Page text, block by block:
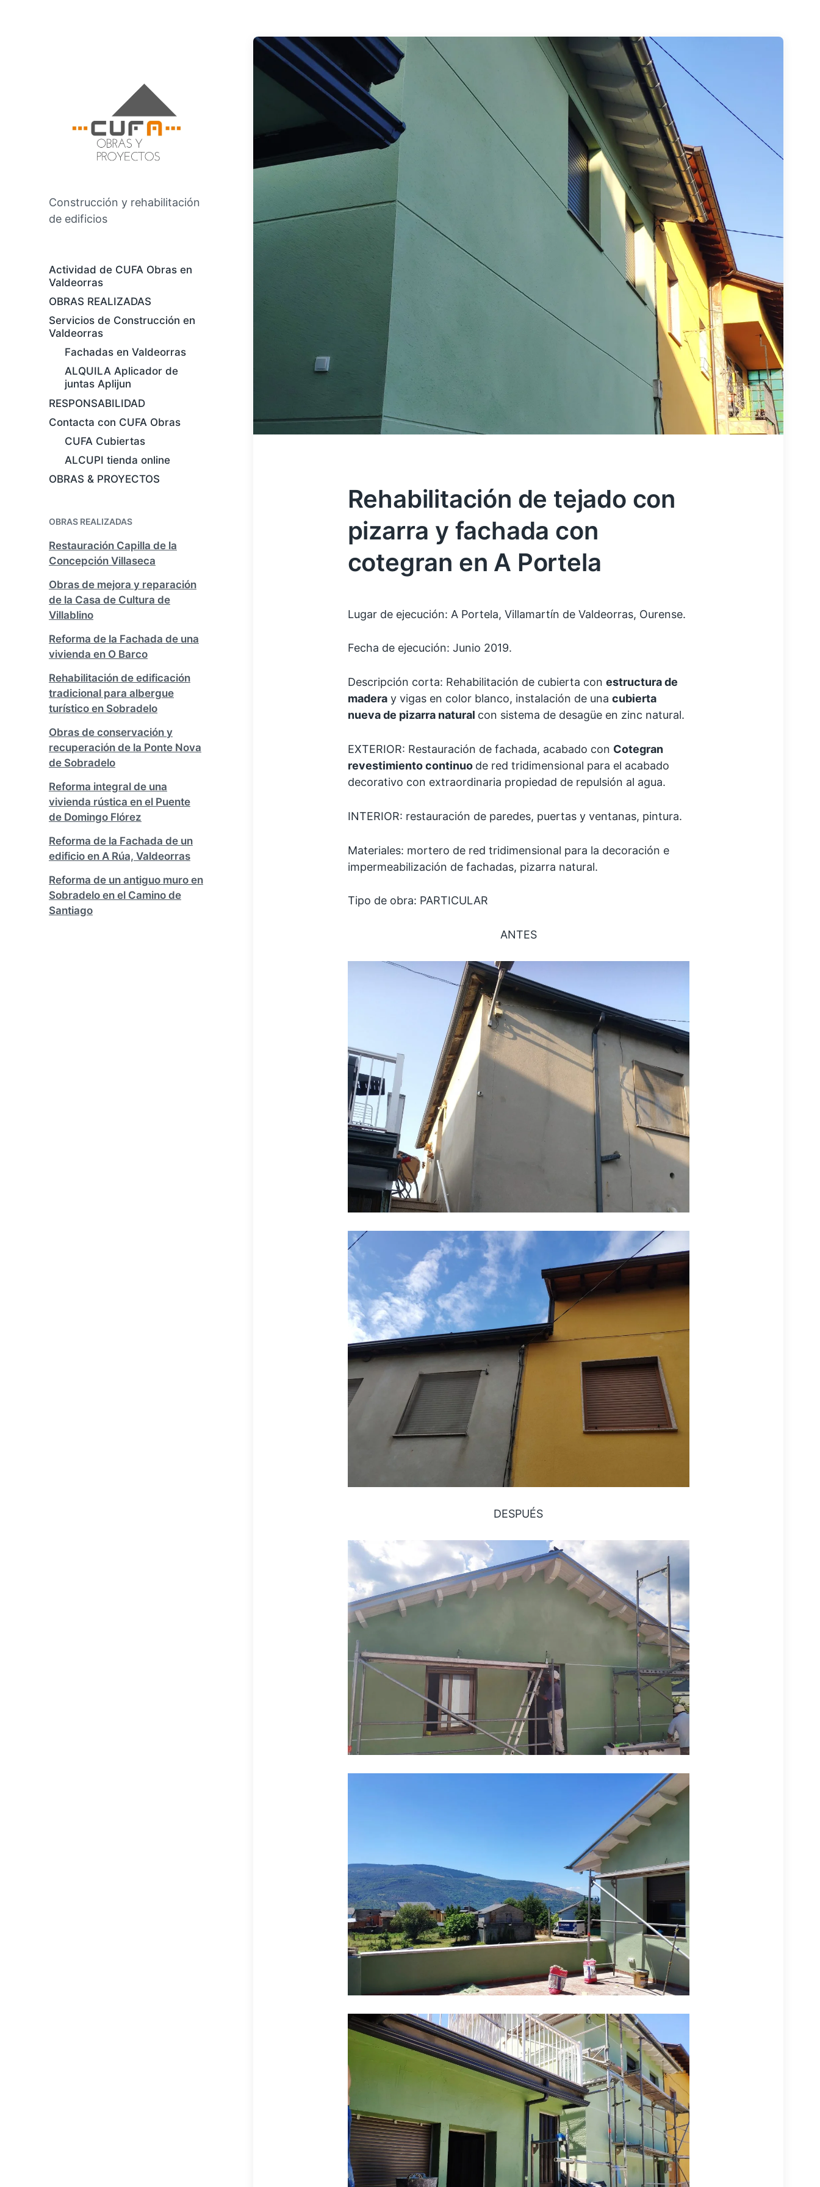
Construcción y rehabilitación
de edificios
Actividad de CUFA Obras en
Valdeorras
OBRAS REALIZADAS
Servicios de Construcción en
Valdeorras
Fachadas en Valdeorras
ALQUILA Aplicador de
juntas Aplijun
RESPONSABILIDAD
Contacta con CUFA Obras
CUFA Cubiertas
ALCUPI tienda online
OBRAS & PROYECTOS
OBRAS REALIZADAS
Restauración Capilla de la
Concepción Villaseca
Obras de mejora y reparación
de la Casa de Cultura de
Villablino
Reforma de la Fachada de una
vivienda en O Barco
Rehabilitación de edificación
tradicional para albergue
turístico en Sobradelo
Obras de conservación y
recuperación de la Ponte Nova
de Sobradelo
Reforma integral de una
vivienda rústica en el Puente
de Domingo Flórez
Reforma de la Fachada de un
edificio en A Rúa, Valdeorras
Reforma de un antiguo muro en
Sobradelo en el Camino de
Santiago
Rehabilitación de tejado con
pizarra y fachada con
cotegran en A Portela
Lugar de ejecución: A Portela, Villamartín de Valdeorras, Ourense.
Fecha de ejecución: Junio 2019.
Descripción corta: Rehabilitación de cubierta con estructura de
maderay vigas en color blanco, instalación de una cubierta
nueva de pizarra natural con sistema de desagüe en zinc natural.
EXTERIOR: Restauración de fachada, acabado con Cotegran
revestimiento continuo de red tridimensional para el acabado
decorativo con extraordinaria propiedad de repulsión al agua.
INTERIOR: restauración de paredes, puertas y ventanas, pintura.
Materiales: mortero de red tridimensional para la decoración e
impermeabilización de fachadas, pizarra natural.
Tipo de obra: PARTICULAR
ANTES
DESPUÉS